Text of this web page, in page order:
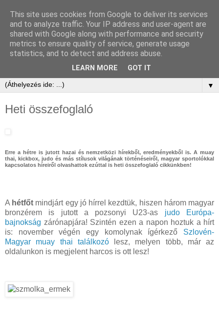
▼
Heti összefoglaló
Erre a hétre is jutott hazai és nemzetközi hírekből, eredményekből is. A muay
thai, kickbox, judo és más stílusok világának történéseiről, magyar sportolókkal
kapcsolatos híreiről olvashattok ezúttal is heti összefoglaló cikkünkben!
A hétfőt mindjárt egy jó hírrel kezdtük, hiszen három magyar
bronzérem is jutott a pozsonyi U23-as judo Európa-
bajnokság zárónapjára! Szintén ezen a napon hoztuk a hírt
is: november végén egy komolynak ígérkező Szlovén-
Magyar muay thai találkozólesz, melyen több, már az
oldalunkon is megjelent harcos is ott lesz!
This site uses cookies from Google to deliver its services
and to analyze traffic. Your IP address and user-agent are
shared with Google along with performance and security
metrics to ensure quality of service, generate usage
statistics, and to detect and address abuse.
LEARN MORE GOT IT